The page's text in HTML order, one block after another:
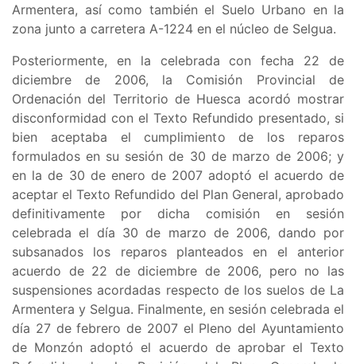
Armentera, así como también el Suelo Urbano en la
zona junto a carretera A-1224 en el núcleo de Selgua.
Posteriormente, en la celebrada con fecha 22 de
diciembre de 2006, la Comisión Provincial de
Ordenación del Territorio de Huesca acordó mostrar
disconformidad con el Texto Refundido presentado, si
bien aceptaba el cumplimiento de los reparos
formulados en su sesión de 30 de marzo de 2006; y
en la de 30 de enero de 2007 adoptó el acuerdo de
aceptar el Texto Refundido del Plan General, aprobado
definitivamente por dicha comisión en sesión
celebrada el día 30 de marzo de 2006, dando por
subsanados los reparos planteados en el anterior
acuerdo de 22 de diciembre de 2006, pero no las
suspensiones acordadas respecto de los suelos de La
Armentera y Selgua. Finalmente, en sesión celebrada el
día 27 de febrero de 2007 el Pleno del Ayuntamiento
de Monzón adoptó el acuerdo de aprobar el Texto